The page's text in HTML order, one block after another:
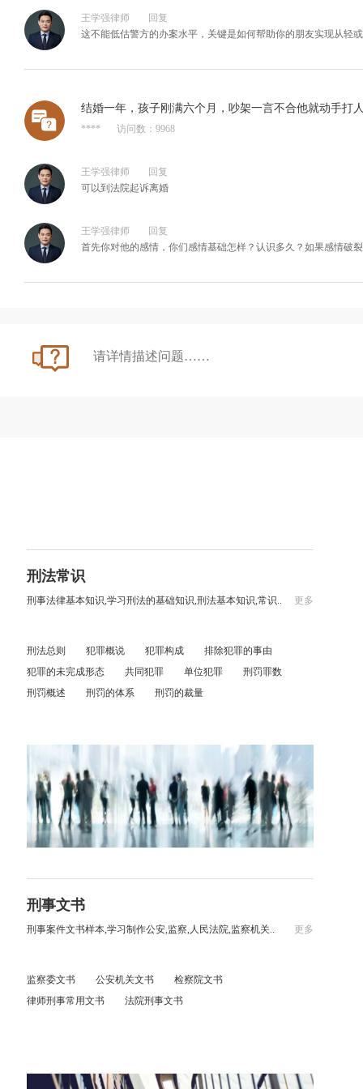
王学强律师
回复
这不能低估警方的办案水平，关键是如何帮助你的朋友实现从轻
结婚一年，孩子刚满六个月，吵架一言不合他就动手打
**** 访问数：9968
王学强律师
回复
可以到法院起诉离婚
王学强律师
回复
首先你对他的感情，你们感情基础怎样？认识多久？如果感情破
刑法常识
更多
刑事法律基本知识,学习刑法的基础知识,刑法基本知识,常识..
刑法总则 犯罪概说 犯罪构成
排除犯罪的事由
犯罪的未完成形态
共同犯罪 单位犯罪
刑罚罪数
刑罚概述
刑罚的体系 刑罚的裁量
刑事文书
更多
刑事案件文书样本,学习制作公安,监察,人民法院,监察机关..
监察委文书 公安机关文书
检察院文书
律师刑事常用文书
法院刑事文书